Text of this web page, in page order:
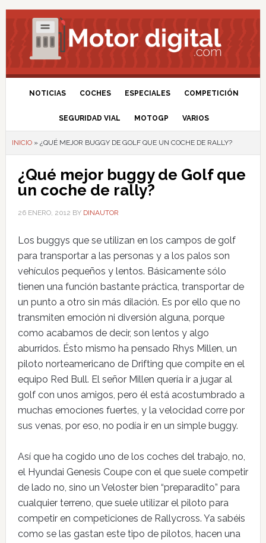
NOTICIAS COCHES ESPECIALES COMPETICIÓN
SEGURIDAD VIAL MOTOGP VARIOS
INICIO» ¿QUÉ MEJOR BUGGY DE GOLF QUE UN COCHE DE RALLY?
¿Qué mejor buggy de Golf que
un coche de rally?
26 ENERO, 2012 BY DINAUTOR
Los buggys que se utilizan en los campos de golf
para transportar a las personas y a los palos son
vehículos pequeños y lentos. Básicamente sólo
tienen una función bastante práctica, transportar de
un punto a otro sin más dilación. Es por ello que no
transmiten emoción ni diversión alguna, porque
como acabamos de decir, son lentos y algo
aburridos. Ésto mismo ha pensado Rhys Millen, un
piloto norteamericano de Drifting que compite en el
equipo Red Bull. El señor Millen quería ir a jugar al
golf con unos amigos, pero él está acostumbrado a
muchas emociones fuertes, y la velocidad corre por
sus venas, por eso, no podía ir en un simple buggy.
Así que ha cogido uno de los coches del trabajo, no,
el Hyundai Genesis Coupe con el que suele competir
de lado no, sino un Veloster bien “preparadito” para
cualquier terreno, que suele utilizar el piloto para
competir en competiciones de Rallycross. Ya sabéis
como se las gastan este tipo de pilotos, hacen una